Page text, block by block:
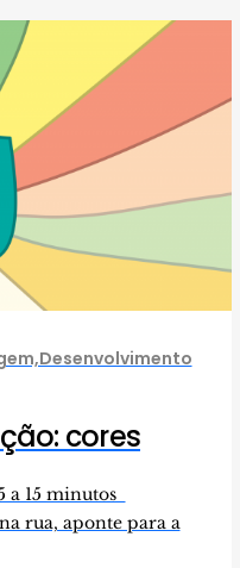
cores
a 15 minutos
rua, aponte para a